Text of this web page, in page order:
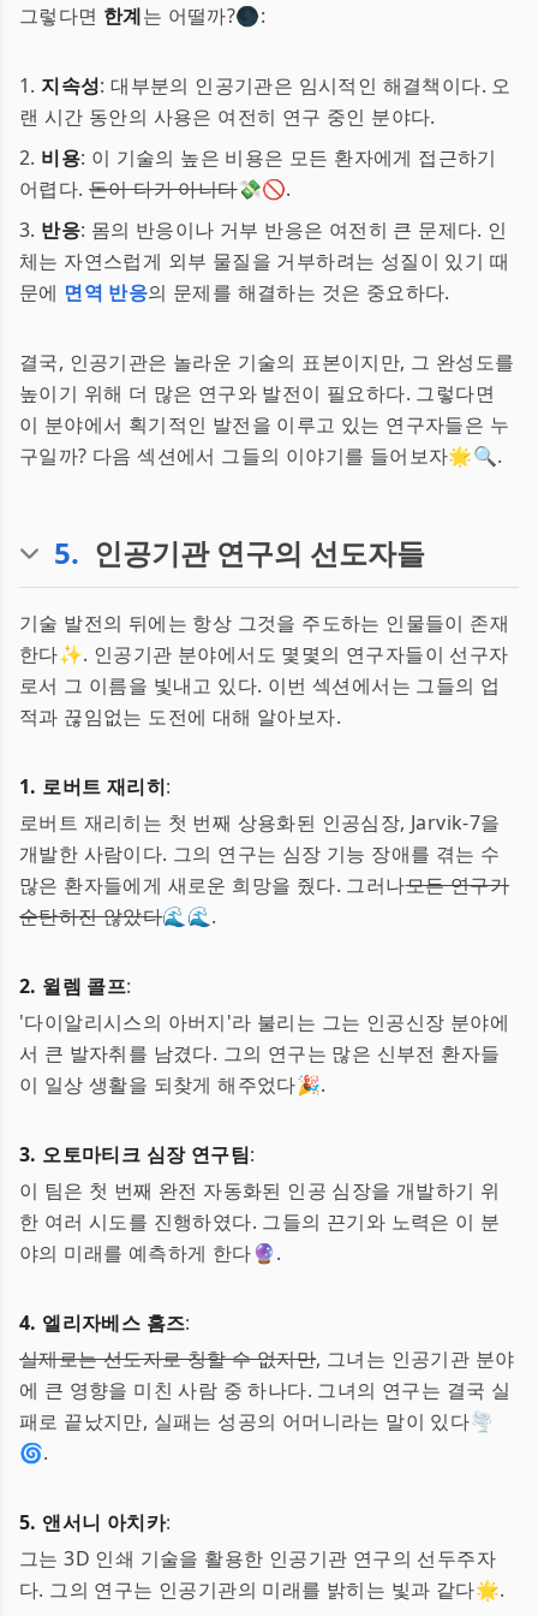
그렇다면 한계는 어떨까?🌑:
1. 지속성: 대부분의 인공기관은 임시적인 해결책이다. 오
랜 시간 동안의 사용은 여전히 연구 중인 분야다.
2. 비용: 이 기술의 높은 비용은 모든 환자에게 접근하기
어렵다. 돈이 다가 아니다💸🚫.
3. 반응: 몸의 반응이나 거부 반응은 여전히 큰 문제다. 인
체는 자연스럽게 외부 물질을 거부하려는 성질이 있기 때
문에 면역 반응의 문제를 해결하는 것은 중요하다.
결국, 인공기관은 놀라운 기술의 표본이지만, 그 완성도를
높이기 위해 더 많은 연구와 발전이 필요하다. 그렇다면
이 분야에서 획기적인 발전을 이루고 있는 연구자들은 누
구일까? 다음 섹션에서 그들의 이야기를 들어보자🌟🔍.
5. 인공기관 연구의 선도자들
기술 발전의 뒤에는 항상 그것을 주도하는 인물들이 존재
한다✨. 인공기관 분야에서도 몇몇의 연구자들이 선구자
로서 그 이름을 빛내고 있다. 이번 섹션에서는 그들의 업
적과 끊임없는 도전에 대해 알아보자.
1. 로버트 재리히:
로버트 재리히는 첫 번째 상용화된 인공심장, Jarvik-7을
개발한 사람이다. 그의 연구는 심장 기능 장애를 겪는 수
많은 환자들에게 새로운 희망을 줬다. 그러나모든 연구가
순탄하진 않았다🌊🌊.
2. 윌렘 콜프:
'다이알리시스의 아버지'라 불리는 그는 인공신장 분야에
서 큰 발자취를 남겼다. 그의 연구는 많은 신부전 환자들
이 일상 생활을 되찾게 해주었다🎉.
3. 오토마티크 심장 연구팀:
이 팀은 첫 번째 완전 자동화된 인공 심장을 개발하기 위
한 여러 시도를 진행하였다. 그들의 끈기와 노력은 이 분
야의 미래를 예측하게 한다🔮.
4. 엘리자베스 홈즈:
실제로는 선도자로 칭할 수 없지만, 그녀는 인공기관 분야
에 큰 영향을 미친 사람 중 하나다. 그녀의 연구는 결국 실
패로 끝났지만, 실패는 성공의 어머니라는 말이 있다🌪
🌀.
5. 앤서니 아치카:
그는 3D 인쇄 기술을 활용한 인공기관 연구의 선두주자
다. 그의 연구는 인공기관의 미래를 밝히는 빛과 같다🌟.